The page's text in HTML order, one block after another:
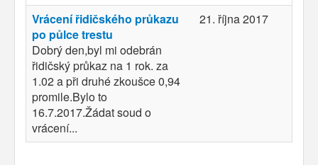
Vrácení řidičského průkazu
po půlce trestu
Dobrý den,byl mi odebrán
řidičský průkaz na 1 rok. za
1.02 a při druhé zkoušce 0,94
promile.Bylo to
16.7.2017.Žádat soud o
vrácení...
21. října 2017